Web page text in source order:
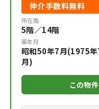
仲介手数料無料
所在階
5階／14階
築年月
昭和50年7月(1975年
月)
この物